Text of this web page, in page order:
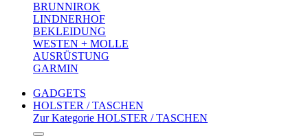
BRUNNIROK
LINDNERHOF
BEKLEIDUNG
WESTEN + MOLLE
AUSRÜSTUNG
GARMIN
GADGETS
HOLSTER / TASCHEN
Zur Kategorie HOLSTER / TASCHEN